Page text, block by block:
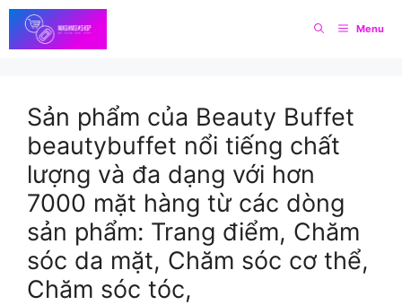
Skip
to
content
Menu
Sản phẩm của Beauty Buffet
beautybuffet nổi tiếng chất
lượng và đa dạng với hơn
7000 mặt hàng từ các dòng
sản phẩm: Trang điểm, Chăm
sóc da mặt, Chăm sóc cơ thể,
Chăm sóc tóc,